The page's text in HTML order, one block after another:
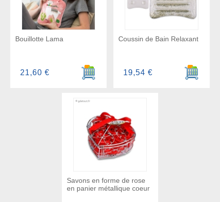
Bouillotte Lama
Ajouter au panier
21,60 €
Coussin de Bain Relaxant
Ajouter
19,54 €
Savons en forme de rose
en panier métallique coeur